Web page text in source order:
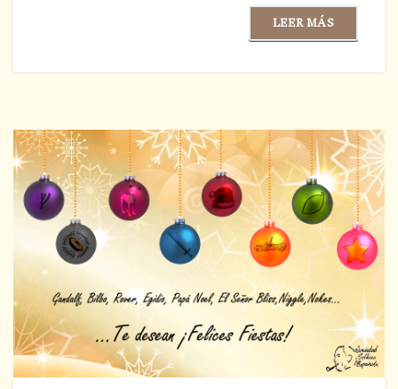
LEER MÁS